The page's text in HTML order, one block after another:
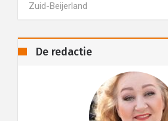
Zuid-Beijerland
De redactie